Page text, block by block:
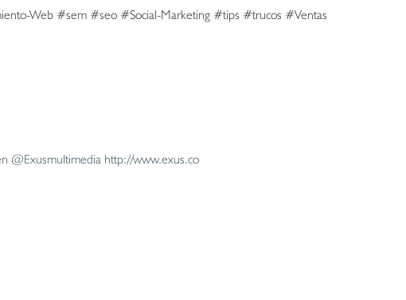
Web #sem #seo #Social-Marketing #tips #trucos #Ventas
@Exusmultimedia http://www.exus.co